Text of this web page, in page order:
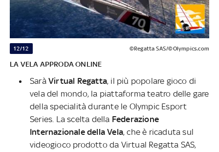
12/12 ©Regatta SAS/©Olympics.com
LA VELA APPRODA ONLINE
Sarà Virtual Regatta, il più popolare gioco di
vela del mondo, la piattaforma teatro delle gare
della specialità durante le Olympic Esport
Series. La scelta della Federazione
Internazionale della Vela, che è ricaduta sul
videogioco prodotto da Virtual Regatta SAS,